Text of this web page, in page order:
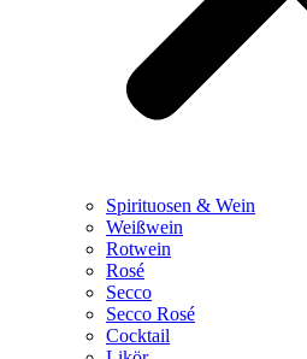
Spirituosen & Wein
Weißwein
Rotwein
Rosé
Secco
Secco Rosé
Cocktail